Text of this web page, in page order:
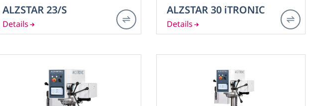
ALZSTAR 23/S ALZSTAR 30 iTRONIC